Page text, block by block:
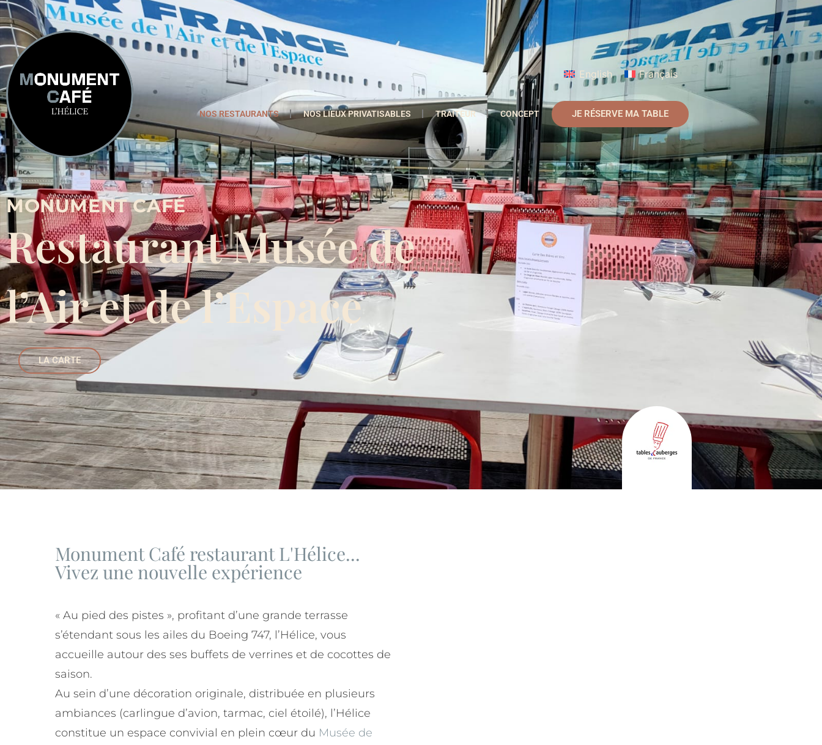
English Français
NOS RESTAURANTS NOS LIEUX PRIVATISABLES TRAITEUR CONCEPT JE RÉSERVE MA TABLE
MONUMENT CAFÉ
Restaurant Musée de
l’Air et de l’Espace
LA CARTE
Monument Café restaurant L'Hélice...
Vivez une nouvelle expérience
« Au pied des pistes », profitant d’une grande terrasse
s’étendant sous les ailes du Boeing 747, l’Hélice, vous
accueille autour des ses buffets de verrines et de cocottes de
saison.
Au sein d’une décoration originale, distribuée en plusieurs
ambiances (carlingue d’avion, tarmac, ciel étoilé), l’Hélice
constitue un espace convivial en plein cœur du Musée de